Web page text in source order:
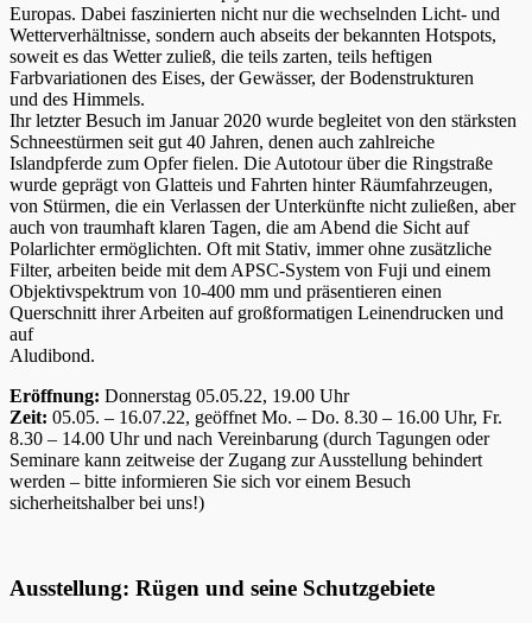
Europas. Dabei faszinierten nicht nur die wechselnden Licht- und
Wetterverhältnisse, sondern auch abseits der bekannten Hotspots,
soweit es das Wetter zuließ, die teils zarten, teils heftigen
Farbvariationen des Eises, der Gewässer, der Bodenstrukturen
und des Himmels.
Ihr letzter Besuch im Januar 2020 wurde begleitet von den stärksten
Schneestürmen seit gut 40 Jahren, denen auch zahlreiche
Islandpferde zum Opfer fielen. Die Autotour über die Ringstraße
wurde geprägt von Glatteis und Fahrten hinter Räumfahrzeugen,
von Stürmen, die ein Verlassen der Unterkünfte nicht zuließen, aber
auch von traumhaft klaren Tagen, die am Abend die Sicht auf
Polarlichter ermöglichten. Oft mit Stativ, immer ohne zusätzliche
Filter, arbeiten beide mit dem APSC-System von Fuji und einem
Objektivspektrum von 10-400 mm und präsentieren einen
Querschnitt ihrer Arbeiten auf großformatigen Leinendrucken und
auf
Aludibond.
Eröffnung: Donnerstag 05.05.22, 19.00 Uhr
Zeit: 05.05. – 16.07.22, geöffnet Mo. – Do. 8.30 – 16.00 Uhr, Fr.
8.30 – 14.00 Uhr und nach Vereinbarung (durch Tagungen oder
Seminare kann zeitweise der Zugang zur Ausstellung behindert
werden – bitte informieren Sie sich vor einem Besuch
sicherheitshalber bei uns!)
Ausstellung: Rügen und seine Schutzgebiete